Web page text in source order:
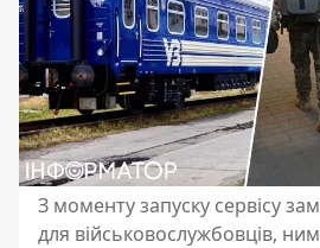
З моменту запуску сервісу
для військовослужбовців,